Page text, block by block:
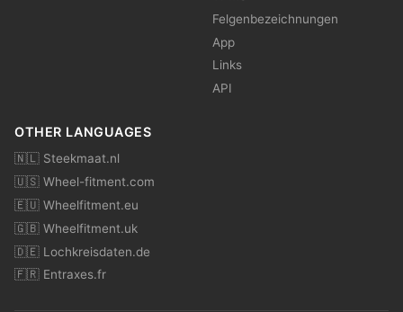
Felgenbezeichnungen
App
Links
API
OTHER LANGUAGES
🇳🇱 Steekmaat.nl
🇺🇸 Wheel-fitment.com
🇪🇺 Wheelfitment.eu
🇬🇧 Wheelfitment.uk
🇩🇪 Lochkreisdaten.de
🇫🇷 Entraxes.fr